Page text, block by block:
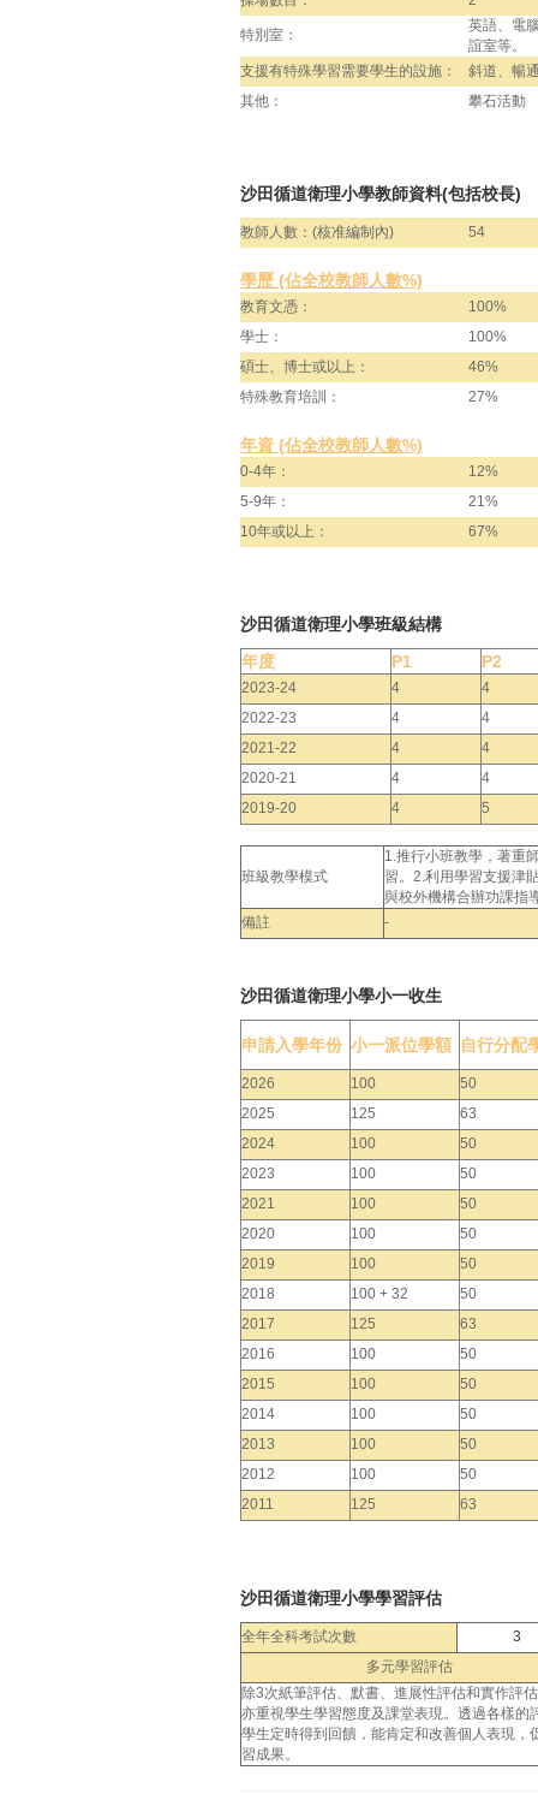
特別室：
英語、電
誼室等。
支援有特殊學習需要學生的設施：
斜道、暢
其他：
攀石活動
沙田循道衛理小學教師資料(包括校長)
教師人數：(核准編制內) 54
學歷 (佔全校教師人數%)
教育文憑：
100%
學士：
100%
碩士、博士或以上：
46%
特殊教育培訓：
27%
年資 (佔全校教師人數%)
0-4年：
12%
5-9年：
21%
10年或以上：
67%
沙田循道衛理小學班級結構
年度
P1 P2
2023-24 4
4
2022-23
4
4
2021-22
4
4
2020-21
4
4
2019-20
4 5
班級教學模式
1.推行小班教學，著重
習。2.利用學習支援津
與校外機構合辦功課指
備註
-
沙田循道衛理小學小一收生
申請入學年份 小一派位學額 自行分配
2026 100
50
2025
125
63
2024
100
50
2023
100
50
2021
100
50
2020
100
50
2019
100
50
2018
100 + 32
50
2017
125
63
2016
100
50
2015
100
50
2014
100
50
2013
100
50
2012
100
50
2011
125 63
沙田循道衛理小學學習評估
全年全科考試次數
3
多元學習評估
除3次紙筆評估、默書、進展性評估和實作評
亦重視學生學習態度及課堂表現。透過各樣的
學生定時得到回饋，能肯定和改善個人表現，
習成果。